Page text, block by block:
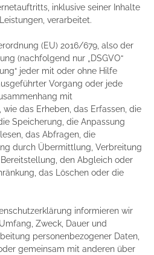
inklusive seiner Inhalte
verarbeitet.
(EU) 2016/679, also der
(nachfolgend nur „DSGVO“
jeder mit oder ohne Hilfe
Vorgang oder jede
mit
das Erheben, das Erfassen, die
Speicherung, die Anpassung
das Abfragen, die
durch Übermittlung, Verbreitung
den Abgleich oder
das Löschen oder die
informieren wir
Zweck, Dauer und
personenbezogener Daten,
gemeinsam mit anderen über